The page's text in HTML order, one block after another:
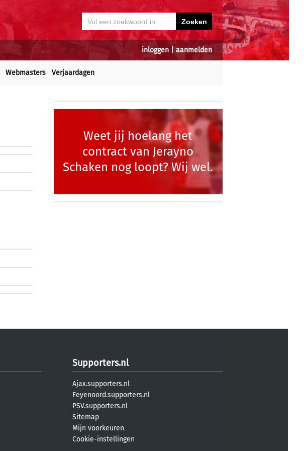
inloggen aanmelden
Webmasters Verjaardagen
Weet jij hoelang het
contract van Jerayno
Schaken nog loopt? Wij wel.
Supporters.nl
Ajax.supporters.nl
Feyenoord.supporters.nl
PSV.supporters.nl
Sitemap
Mijn voorkeuren
Cookie-instellingen